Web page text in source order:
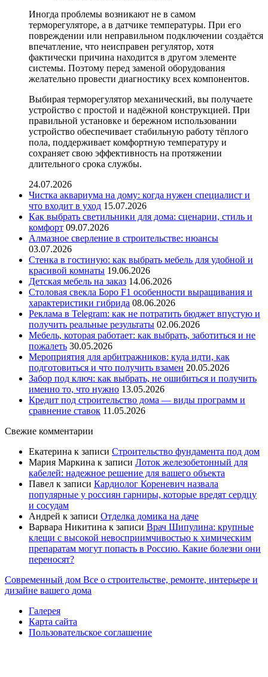
Иногда проблемы возникают не в самом
терморегуляторе, а в датчике температуры. При его
повреждении или неправильном подключении создаётся
впечатление, что неисправен регулятор, хотя
фактически причина находится в другом элементе
системы. Поэтому перед заменой оборудования
желательно провести диагностику всех компонентов.
Выбирая терморегулятор механический, вы получаете
устройство с простой и надёжной конструкцией. При
правильной установке и бережном использовании
устройство обеспечивает стабильную работу тёплого
пола, поддерживает комфортную температуру и
сохраняет свою эффективность на протяжении
длительного срока службы.
24.07.2026
Чистка аквариума на дому: когда нужен специалист и
что входит в уход 15.07.2026
Как выбрать светильники для дома: сценарии, стиль и
комфорт 09.07.2026
Алмазное сверление в строительстве: нюансы
03.07.2026
Стенка в гостиную: как выбрать мебель для удобной и
красивой комнаты 19.06.2026
Детская мебель на заказ 14.06.2026
Столовая свекла Боро F1 особенности выращивания и
характеристики гибрида 08.06.2026
Реклама в Telegram: как не потратить бюджет впустую и
получить реальные результаты 02.06.2026
Мебель, которая работает: как выбрать, заботиться и не
пожалеть 30.05.2026
Мероприятия для арбитражников: куда идти, как
подготовиться и что получить взамен 20.05.2026
Забор под ключ: как выбрать, не ошибиться и получить
именно то, что нужно 13.05.2026
Кредит под строительство дома — виды программ и
сравнение ставок 11.05.2026
Свежие комментарии
Екатерина к записи Строительство фундамента под дом
Мария Маркина к записи Лоток железобетонный для
кабелей: надежное решение для вашего объекта
Павел к записи Кардиолог Кореневич назвала
популярные у россиян гарниры, которые вредят сердцу
и сосудам
Андрей к записи Отделка домика на даче
Варвара Никитина к записи Врач Шипулина: крупные
клещи с высокой невосприимчивостью к химическим
препаратам могут попасть в Россию. Какие болезни они
переносят?
Современный дом Все о строительстве, ремонте, интерьере и
дизайне вашего дома
Галерея
Карта сайта
Пользовательское соглашение